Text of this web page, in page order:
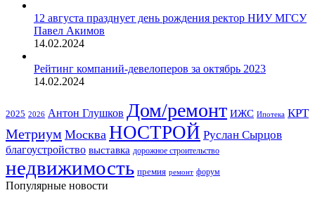
12 августа празднует день рождения ректор НИУ МГСУ
Павел Акимов
14.02.2024
Рейтинг компаний-девелоперов за октябрь 2023
14.02.2024
2025 2026 Антон Глушков Дом/ремонт ИЖС Ипотека КРТ
Метриум Москва НОСТРОЙ Руслан Сырцов
благоустройство выставка дорожное строительство
недвижимость премия ремонт форум
Популярные новости